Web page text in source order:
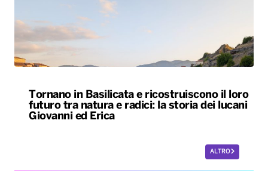
Tornano in Basilicata e ricostruiscono il loro
futuro tra natura e radici: la storia dei lucani
Giovanni ed Erica
ALTRO